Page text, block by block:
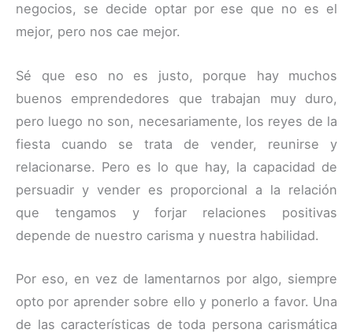
negocios, se decide optar por ese que no es el
mejor, pero nos cae mejor.
Sé que eso no es justo, porque hay muchos
buenos emprendedores que trabajan muy duro,
pero luego no son, necesariamente, los reyes de la
fiesta cuando se trata de vender, reunirse y
relacionarse. Pero es lo que hay, la capacidad de
persuadir y vender es proporcional a la relación
que tengamos y forjar relaciones positivas
depende de nuestro carisma y nuestra habilidad.
Por eso, en vez de lamentarnos por algo, siempre
opto por aprender sobre ello y ponerlo a favor. Una
de las características de toda persona carismática